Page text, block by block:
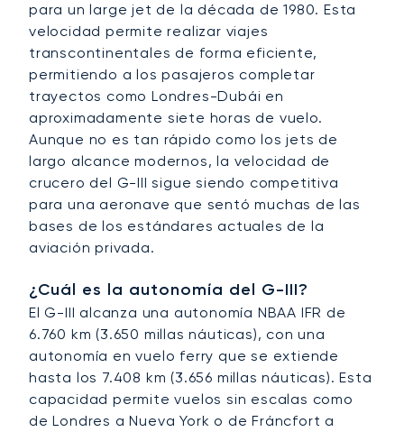
para un large jet de la década de 1980. Esta
velocidad permite realizar viajes
transcontinentales de forma eficiente,
permitiendo a los pasajeros completar
trayectos como Londres-Dubái en
aproximadamente siete horas de vuelo.
Aunque no es tan rápido como los jets de
largo alcance modernos, la velocidad de
crucero del G-III sigue siendo competitiva
para una aeronave que sentó muchas de las
bases de los estándares actuales de la
aviación privada.
¿Cuál es la autonomía del G-III?
El G-III alcanza una autonomía NBAA IFR de
6.760 km (3.650 millas náuticas), con una
autonomía en vuelo ferry que se extiende
hasta los 7.408 km (3.656 millas náuticas). Esta
capacidad permite vuelos sin escalas como
de Londres a Nueva York o de Fráncfort a